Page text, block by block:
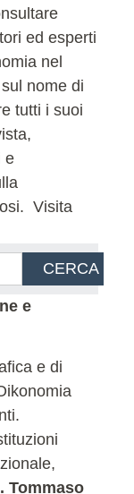
ed esperti
nel
nome di
tutti i suoi
e
Visita
CERCA
e
e di
Tommaso